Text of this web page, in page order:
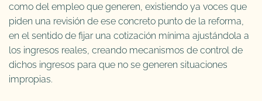
como del empleo que generen, existiendo ya voces que
piden una revisión de ese concreto punto de la reforma,
en el sentido de fijar una cotización mínima ajustándola a
los ingresos reales, creando mecanismos de control de
dichos ingresos para que no se generen situaciones
impropias.